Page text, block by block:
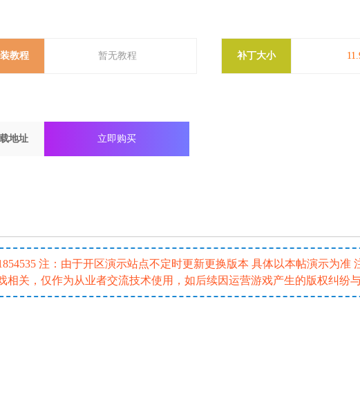
教程 暂无教程 补丁大小
地址 立即购买
注：由于开区演示站点不定时更新更换版本 具体以本帖演示为准
关，仅作为从业者交流技术使用，如后续因运营游戏产生的版权纠纷